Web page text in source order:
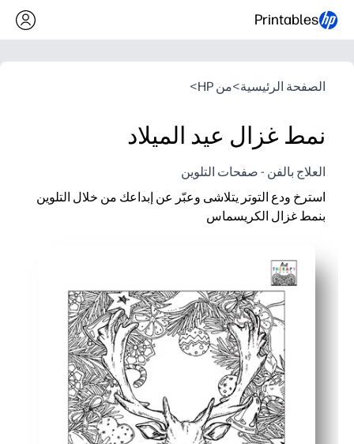
Printables
الصفحة الرئيسية>من HP >
نمط غزال عيد الميلاد
العلاج بالفن - صفحات التلوين
استرخ ودع التوتر يتلاشى وعبّر عن إبداعك من خلال التلوين
بنمط غزال الكريسماس
ستحصل على استراحة ذهنية مهدئة وخالية من الشاشة - التلوين
يمكنك بناء القوة الحركية الدقيقة والتركيز - وهي مثالية
يمكنك إعادة توظيف العمل الفني - تحويله إلى بطاقات عطلة أو